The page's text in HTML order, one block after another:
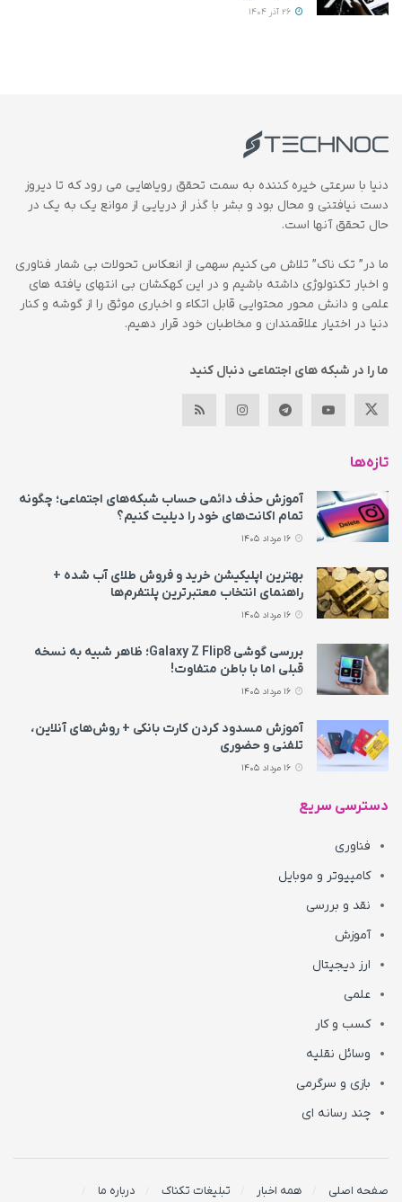
دنیا با سرعتی خیره کننده به سمت تحقق رویاهایی می رود که تا دیروز
دست نیافتنی و محال بود و بشر با گذر از دریایی از موانع یک به یک در
حال تحقق آنها است.
ما در” تک ناک” تلاش می کنیم سهمی از انعکاس تحولات بی شمار فناوری
و اخبار تکنولوژی داشته باشیم و در این کهکشان بی انتهای یافته های
علمی و دانش محور محتوایی قابل اتکاء و اخباری موثق را از گوشه و کنار
دنیا در اختیار علاقمندان و مخاطبان خود قرار دهیم.
ما را در شبکه های اجتماعی دنبال کنید
تازه‌ها
آموزش حذف دائمی حساب شبکه‌های اجتماعی؛ چگونه
تمام اکانت‌های خود را دیلیت کنیم؟
بهترین اپلیکیشن خرید و فروش طلای آب شده +
راهنمای انتخاب معتبرترین پلتفرم‌ها
بررسی گوشی Galaxy Z Flip8؛ ظاهر شبیه به نسخه
قبلی اما با باطن متفاوت!
آموزش مسدود کردن کارت بانکی + روش‌های آنلاین،
تلفنی و حضوری
دسترسی سریع
فناوری
کامپیوتر و موبایل
نقد و بررسی
آموزش
ارز دیجیتال
علمی
کسب و کار
وسائل نقلیه
بازی و سرگرمی
چند رسانه ای
صفحه اصلی همه اخبار تبلیغات تکناک
درباره ما